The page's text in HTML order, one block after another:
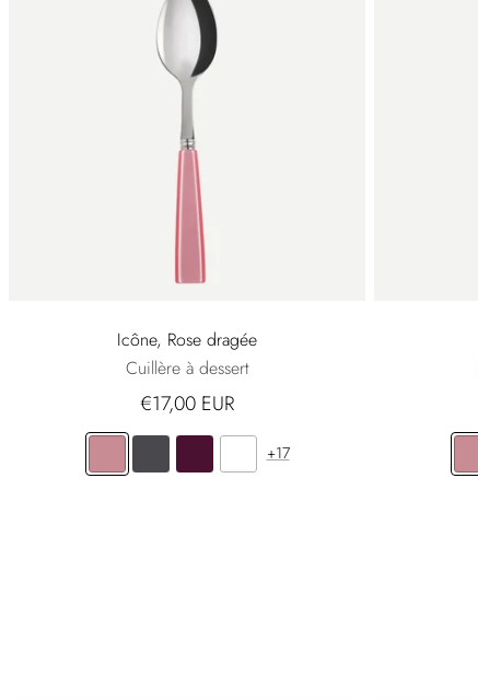
Icône, Rose dragée
Cuillère à dessert
€17,00 EUR
+17